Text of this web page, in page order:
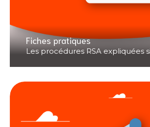
Fiches pratiques
Les procédures RSA expliquées